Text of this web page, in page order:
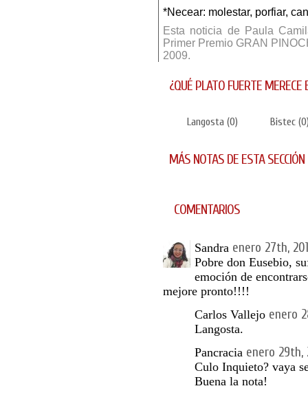
*Necear: molestar, porfiar,
Esta noticia de Paula
Primer Premio GRAN
2009.
¿QUÉ PLATO FUERTE MERECE
Langosta (0) Bistec (0
MÁS NOTAS DE ESTA SECCIÓN
COMENTARIOS
Sandra enero 27th,
Pobre don Eusebio,
emoción de
mejore pronto!!!!
Carlos Vallejo enero
Langosta.
Pancracia enero 29th,
Culo Inquieto? vaya
Buena la nota!